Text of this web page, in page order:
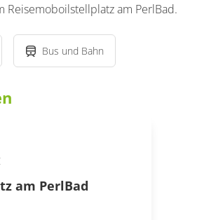
Reisemoboilstellplatz am PerlBad.
Bus und Bahn
am PerlBad